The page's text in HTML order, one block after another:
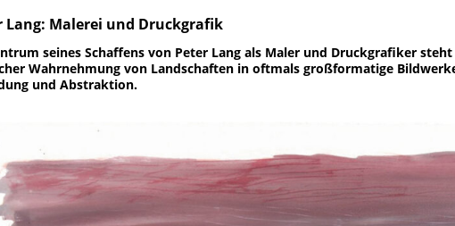
Lang: Malerei und Druckgrafik
seines Schaffens von Peter Lang als Maler und Druckgrafiker
Wahrnehmung von Landschaften in oftmals großformatige
und Abstraktion.